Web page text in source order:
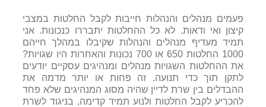
פעמים מנהלים והנהלות חייבות לקבל החלטות במצבי
קיצון ואי ודאות. לא כל ההחלטות יתבררו כנכונות. אני
תמיד מעדיף מנהלים והנהלות שקיבלו במהלך חייהם
1000 החלטות 650 או 700 נכונות והאחרות היו שגויות?
את ההחלטות השגויות מנהלים ומנהיגים עסקיים יודעים
לתקן תוך כדי תנועה. זה פחות או יותר מדמה את
ההבדלים בין שרת לדיין שהיה מסוג המנהיגים שלא פחד
להכריע לקבל החלטות ולנוע תמיד קדימה, בניגוד לשרת